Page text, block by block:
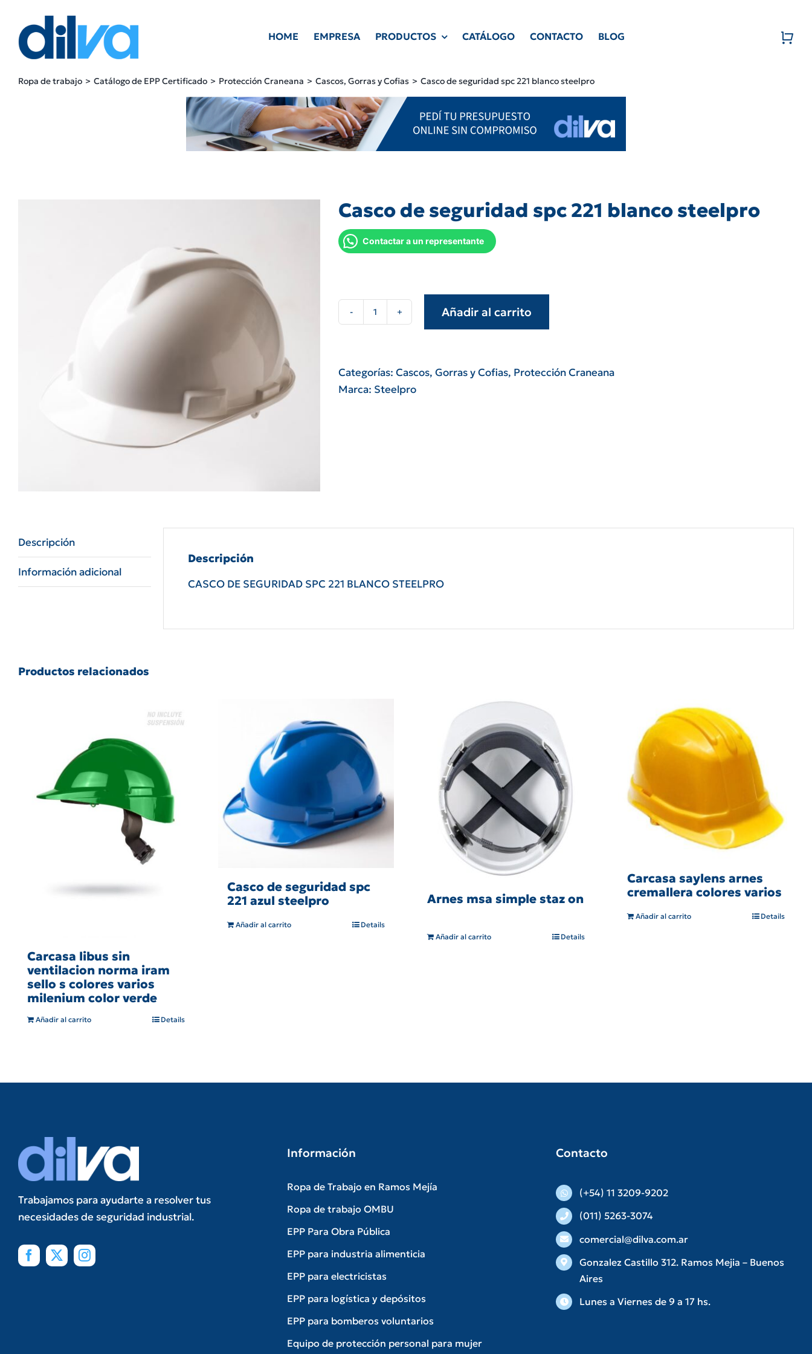
content
HOME EMPRESA PRODUCTOS CATÁLOGO CONTACTO BLOG
Ropa de trabajo Catálogo de EPP Certificado Protección Craneana Cascos, Gorras y Cofias Casco de seguridad spc 221 blanco steelpro
Casco de seguridad spc 221 blanco steelpro
Contactar a un representante
Casco
spc
221
Añadir al carrito
Categorías: Cascos, Gorras y Cofias, Protección Craneana
Marca: Steelpro
Descripción
Información adicional
Descripción
CASCO DE SEGURIDAD SPC 221 BLANCO STEELPRO
Productos relacionados
Carcasa libus sin
ventilacion norma iram
sello s colores varios
milenium color verde
Añadir al carrito Details
Casco de seguridad spc
221 azul steelpro
Añadir al carrito Details
Arnes msa simple staz on
Añadir al carrito Details
Carcasa saylens arnes
cremallera colores varios
Añadir al carrito Details
Trabajamos para ayudarte a resolver tus
necesidades de seguridad industrial.
Información
Ropa de Trabajo en Ramos Mejía
Ropa de trabajo OMBU
EPP Para Obra Pública
EPP para industria alimenticia
EPP para electricistas
EPP para logística y depósitos
EPP para bomberos voluntarios
Equipo de protección personal para mujer
Contacto
(+54) 11 3209-9202
(011) 5263-3074
comercial@dilva.com.ar
Gonzalez Castillo 312. Ramos Mejia – Buenos
Aires
Lunes a Viernes de 9 a 17 hs.